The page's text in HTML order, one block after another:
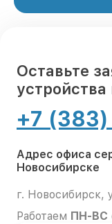
Оставьте
+7
Адрес офиса
Новосибирске
г. Новосибирск,
Работаем ПН-ВС